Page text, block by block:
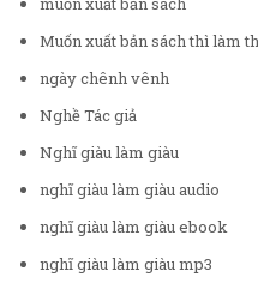
Muốn xuất bản sách thì làm
ngày chênh vênh
Nghề Tác giả
Nghĩ giàu làm giàu
nghĩ giàu làm giàu audio
nghĩ giàu làm giàu ebook
nghĩ giàu làm giàu mp3